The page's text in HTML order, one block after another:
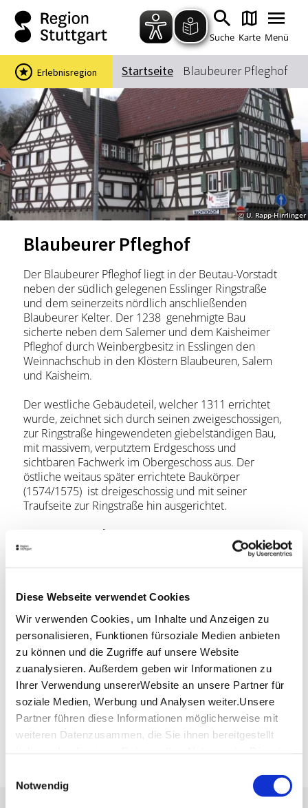
Diese Webseite verwendet Cookies
Wir verwenden Cookies, um Inhalte und Anzeigen zu
personalisieren, Funktionen fürsoziale Medien anbieten
zu können und die Zugriffe auf unsere Website
zuanalysieren. Außerdem geben wir Informationen zu
Ihrer Verwendung unsererWebsite an unsere Partner für
soziale Medien, Werbung und Analysen weiter.Unsere
Partner führen diese Informationen möglicherweise mit
weiteren Datenzusammen, die Sie ihnen bereitgestellt
Impressum
Notwendig
Zum Hauptinhalt springen
Zur Suche springen
Zur Hauptnavigation
Zum Footer springen
Suche Karte Menü
Suchbegriff
Das könnte Sie interessieren
Stadtführungen
Events & Tickets
Ausflugsziele
Erlebnisse
Wein
Radfahren
Wandern
Startseite Blaubeurer Pfleghof
Erlebnisregion
© U. Rapp-Hirrlinger
Blaubeurer Pfleghof
Der Blaubeurer Pfleghof liegt in der Beutau-Vorstadt
neben der südlich gelegenen Esslinger Ringstraße
und dem seinerzeits nördlich anschließenden
Blaubeurer Kelter. Der 1238 genehmigte Bau
sicherte neben dem Salemer und dem Kaisheimer
Pfleghof durch Weinbergbesitz in Esslingen den
Weinnachschub in den Klöstern Blaubeuren, Salem
und Kaisheim.
Der westliche Gebäudeteil, welcher 1311 errichtet
wurde, zeichnet sich durch seinen zweigeschossigen,
zur Ringstraße hingewendeten giebelständigen Bau,
mit massivem, verputztem Erdgeschoss und
sichtbaren Fachwerk im Obergeschoss aus. Der
östliche weitaus später errichtete Baukörper
(1574/1575) ist dreigeschossig und mit seiner
Traufseite zur Ringstraße hin ausgerichtet.
Lage & Kontakt
Planen Sie Ihre Anreise
Verkehrs- und Tarifverbund Stuttgart GmbH
Fahrplanauskunft des VVS
Deutsche Bahn AG
Fahrplanauskunft der DB
Google Maps